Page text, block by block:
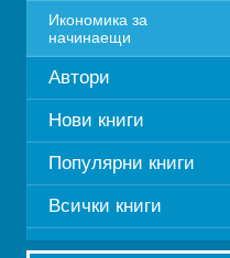
Икономика за
начинаещи
Автори
Нови книги
Популярни книги
Всички книги